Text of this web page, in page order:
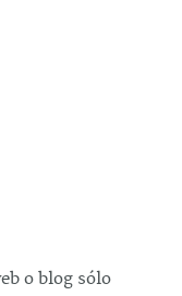
o blog sólo